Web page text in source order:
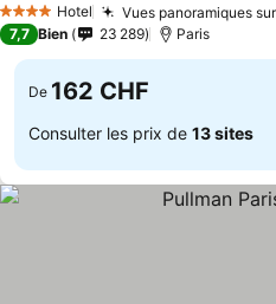
4 Étoiles Hotel Vues panoramiques
7,7 Bien 23 289 Paris
De 162 CHF
Consulter les prix de 13 sites